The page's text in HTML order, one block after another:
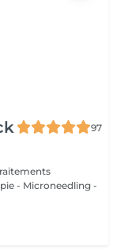
97
- Microneedling -